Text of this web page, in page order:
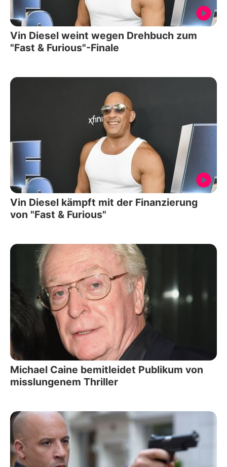
Vin Diesel weint wegen Drehbuch zum
"Fast & Furious"-Finale
Vin Diesel kämpft mit der Finanzierung
von "Fast & Furious"
Michael Caine bemitleidet Publikum von
misslungenem Thriller